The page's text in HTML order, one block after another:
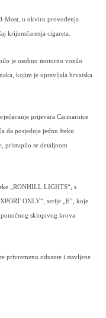
Most, u okviru provođenja
krijumčarenja cigareta.
je osobno motorno vozilo
kojim je upravljala hrvatska
prijevara Carinarnice
da posjeduje jednu šteku
pristupilo se detaljnom
„RONHILL LIGHTS“, s
ONLY“, serije „E“, koje
pomičnog sklopivog krova
privremeno oduzete i stavljene